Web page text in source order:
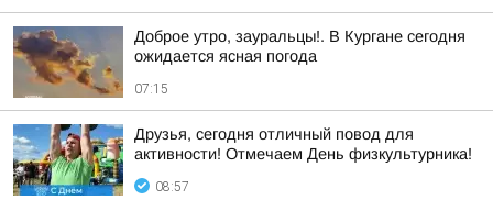
Доброе утро, зауральцы!. В Кургане сегодня
ожидается ясная погода
07:15
Друзья, сегодня отличный повод для
активности! Отмечаем День физкультурника!
08:57